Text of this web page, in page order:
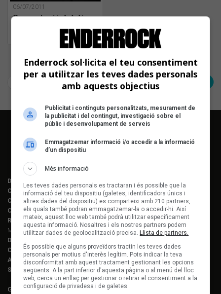
06/07/2011
Presentació del disc
'Alegria revisitat',
Antiga Fàbrica
Damm (Barcelona), 6
de juliol del 2011
Pàgina 1 de 1
< Anterior
Director editorial:
Lluís Gendrau
Cap de redacció Enderrock:Jordi Martí Fabra
Coordinació EDR i enderrock.cat:Èlia Gea
Coordinació Anuari de la Música:Helena M. Alegret
Redacció:Ferran Amado, Maria Folqué, Èlia Gea, Jordi Martí, Helena
Morén Alegret, Joaquim Vilarnau i Sergi Núñez
Disseny i maquetació:
Caps de fotografia: Juan Miguel Morales
Assessorament lingüístic:Berta Herreros
Subscripcions:Rosa E. Massaguer
Gerència i projectes:Jordi Novell
Enderrock sol·licita el teu consentiment
per a utilitzar les teves dades personals
amb aquests objectius
Publicitat i continguts personalitzats, mesurament de
la publicitat i del contingut, investigació sobre el
públic i desenvolupament de serveis
Emmagatzemar informació i/o accedir a la informació
d’un dispositiu
Més informació
Les teves dades personals es tractaran i és possible que la
informació del teu dispositiu (galetes, identificadors únics i
altres dades del dispositiu) es comparteixi amb 210 partners,
els quals també podran emmagatzemar-la o accedir-hi. Així
mateix, aquest lloc web també podrà utilitzar específicament
aquesta informació. Nosaltres i els nostres partners podem
utilitzar dades de geolocalització precisa.Llista de partners.
És possible que alguns proveïdors tractin les teves dades
personals per motius d'interès legítim. Pots indicar la teva
disconformitat amb aquest tractament gestionant les opcions
següents. A la part inferior d'aquesta pàgina o al menú del lloc
web, cerca un enllaç per gestionar o retirar el consentiment a la
configuració de privadesa i de galetes.